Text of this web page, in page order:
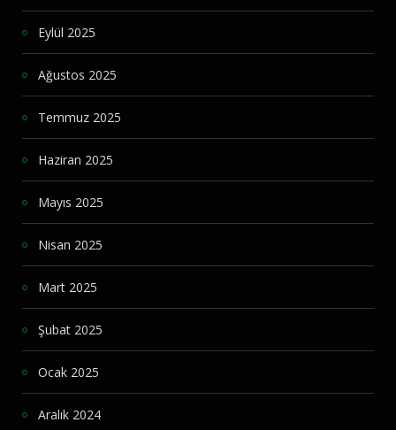
Eylül 2025
Ağustos 2025
Temmuz 2025
Haziran 2025
Mayıs 2025
Nisan 2025
Mart 2025
Şubat 2025
Ocak 2025
Aralık 2024